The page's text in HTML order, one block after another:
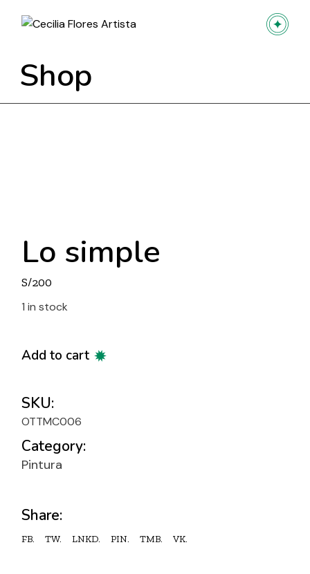
Shop
Lo simple
S/200
1 in stock
Add to cart
SKU:
OTTMC006
Category:
Pintura
Share:
FB. TW. LNKD. PIN. TMB. VK.